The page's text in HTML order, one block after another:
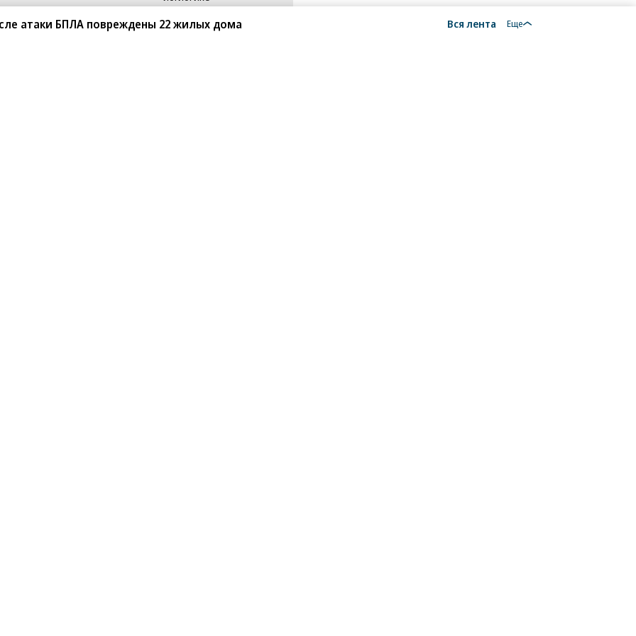
Мистраль алко Директор по логистике
атаки БПЛА повреждены 22 жилых дома Вся лента Еще